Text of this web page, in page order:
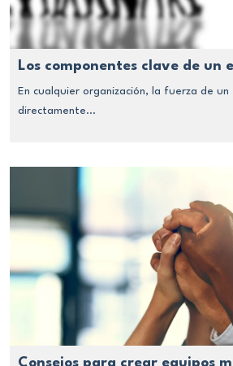
Los componentes clave de un
En cualquier organización, la fuerza de
directamente...
Consejos para crear equipos